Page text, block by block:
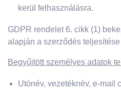
kerül felhasználásra.
GDPR rendelet 6. cikk (1)
alapján a szerződés
Begyűjtött személyes adatok
Utónév, vezetéknév, e-mail